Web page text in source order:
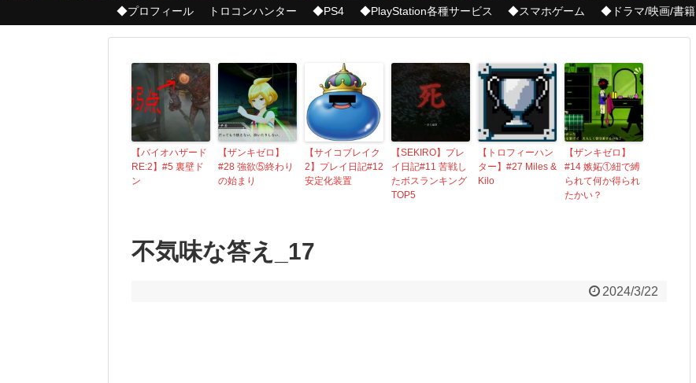
◆プロフィール トロコンハンター ◆PS4 ◆PlayStation各種サービス ◆スマホゲーム ◆ドラマ/映画/書籍
【バイオハザード
RE:2】#5 裏壁ド
ン
【ザンキゼロ】
#28 強欲⑤終わり
の始まり
【サイコブレイク
2】プレイ日記#12
安定化装置
【SEKIRO】プレ
イ日記#11 苦戦し
たボスランキング
TOP5
【トロフィーハン
ター】#27 Miles &
Kilo
【ザンキゼロ】
#14 嫉妬①紐で縛
られて何か得られ
たかい？
不気味な答え_17
2024/3/22